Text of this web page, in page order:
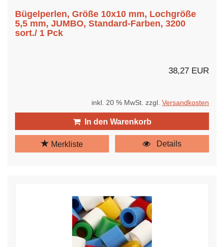
Bügelperlen, Größe 10x10 mm, Lochgröße
5,5 mm, JUMBO, Standard-Farben, 3200
sort./ 1 Pck
38,27 EUR
inkl. 20 % MwSt. zzgl. Versandkosten
In den Warenkorb
Merkliste Details